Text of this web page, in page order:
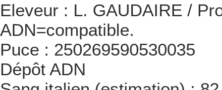
Eleveur : L. GAUDAIRE /
ADN=compatible.
Puce : 250269590530035
Dépôt ADN